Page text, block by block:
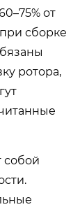
от
сборке
ротора,
собой